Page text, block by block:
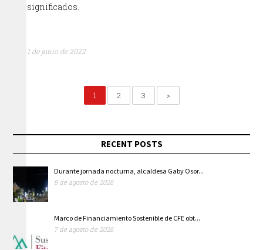
significados.
1 de junio de 2022
1 2 3 >
RECENT POSTS
Durante jornada nocturna, alcaldesa Gaby Osor...
8 de agosto de 2026
Marco de Financiamiento Sostenible de CFE obt...
7 de agosto de 2026